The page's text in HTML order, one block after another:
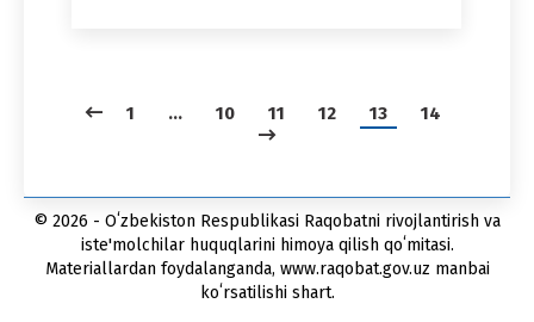
1 … 10 11 12 13 14
© 2026 - Oʻzbekiston Respublikasi Raqobatni rivojlantirish va
iste'molchilar huquqlarini himoya qilish qoʻmitasi.
Materiallardan foydalanganda, www.raqobat.gov.uz manbai
koʻrsatilishi shart.